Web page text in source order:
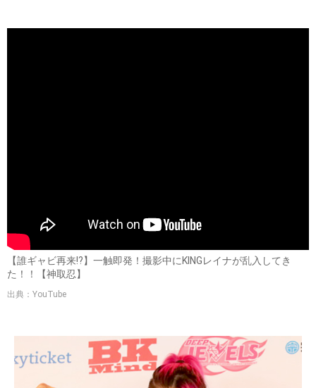
【誰ギャビ再来!?】一触即発！撮影中にKINGレイナが乱入してき
た！！【神取忍】
出典：YouTube